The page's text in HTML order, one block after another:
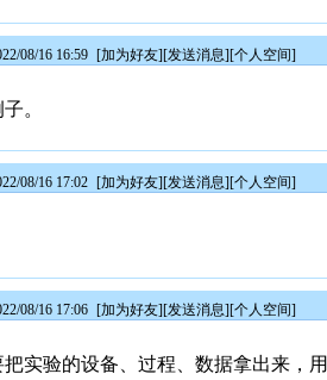
08/16 16:59 [加为好友][发送消息][个人空间]
。
08/16 17:02 [加为好友][发送消息][个人空间]
08/16 17:06 [加为好友][发送消息][个人空间]
实验的设备、过程、数据拿出来，用